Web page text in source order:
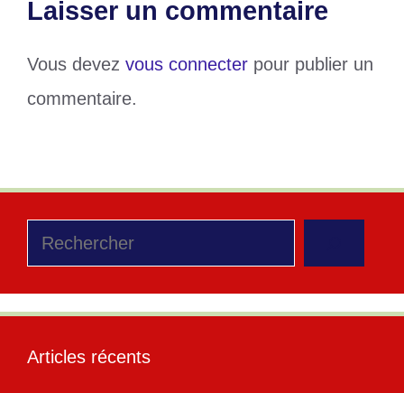
Laisser un commentaire
Vous devez vous connecter pour publier un
commentaire.
Rechercher
Articles récents